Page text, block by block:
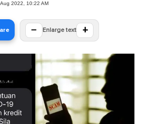
2022, 10:22 AM
− Enlarge text +